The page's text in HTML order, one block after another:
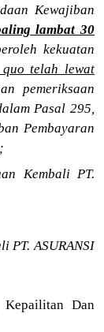
Kewajiban
lambat 30
kekuatan
telah lewat
pemeriksaan
Pasal 295,
Pembayaran
Kembali PT.
PT. ASURANSI
Dan